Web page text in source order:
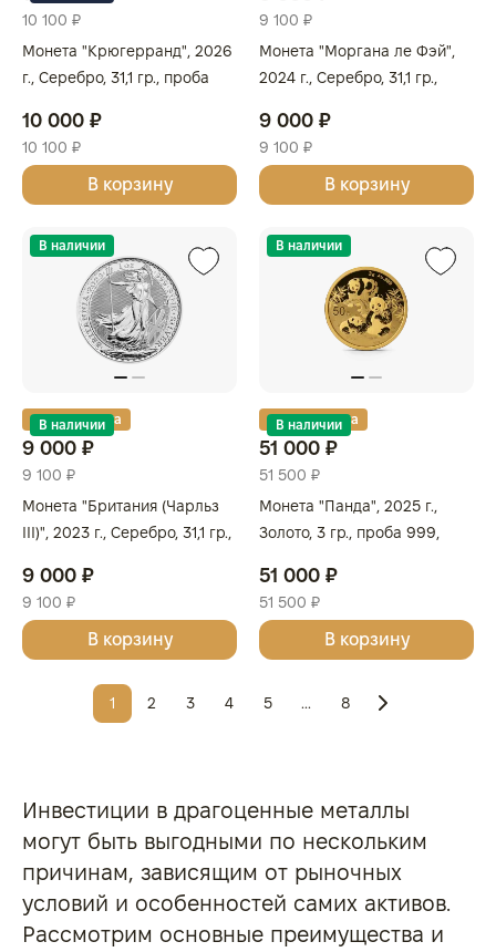
10 100 ₽
Монета "Крюгерранд", 2026
г., Серебро, 31,1 гр., проба
10 000 ₽
10 100 ₽
В корзину
9 100 ₽
Монета "Моргана ле Фэй",
2024 г., Серебро, 31,1 гр.,
КОРОЛЕВСТВО
9 000 ₽
9 100 ₽
В корзину
В наличии
Золотая карта
В наличии
9 000 ₽
9 100 ₽
Монета "Британия (Чарльз
III)", 2023 г., Серебро, 31,1 гр.,
КОРОЛЕВСТВО
9 000 ₽
9 100 ₽
В корзину
В наличии
Золотая карта
В наличии
51 000 ₽
51 500 ₽
Монета "Панда", 2025 г.,
Золото, 3 гр., проба 999,
51 000 ₽
51 500 ₽
В корзину
1 2 3 4 5 ... 8
Инвестиции в драгоценные металлы
могут быть выгодными по нескольким
причинам, зависящим от рыночных
условий и особенностей самих активов.
Рассмотрим основные преимущества и